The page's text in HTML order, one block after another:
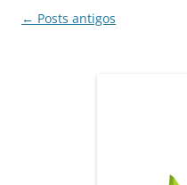
k
Navegação
← Posts antigos